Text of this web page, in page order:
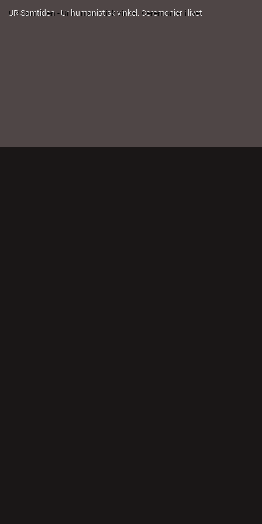
UR Samtiden - Ur humanistisk vinkel: Ceremonier i livet | UR Play